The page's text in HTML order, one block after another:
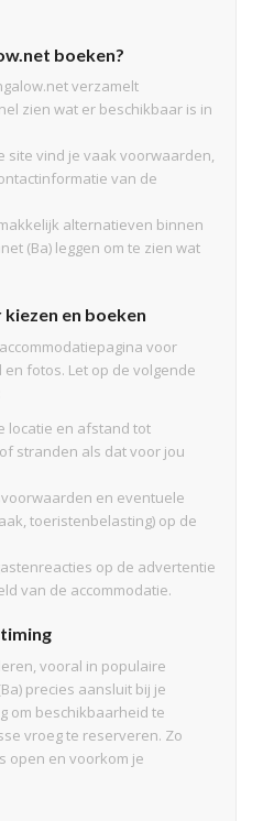
boeken?
verzamelt
zien wat er beschikbaar is in
site vind je vaak voorwaarden,
van de
alternatieven binnen
(Ba) leggen om te zien wat
en boeken
voor
fotos. Let op de volgende
locatie en afstand tot
stranden als dat voor jou
en eventuele
toeristenbelasting) op de
op de advertentie
van de accommodatie.
vooral in populaire
precies aansluit bij je
om beschikbaarheid te
vroeg te reserveren. Zo
open en voorkom je